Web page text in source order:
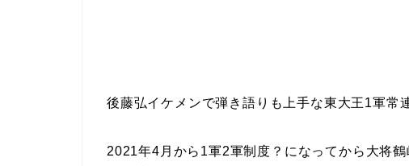
後藤弘イケメンで弾き語りも上手な東大王1軍常
2021年4月から1軍2軍制度？になってから大将